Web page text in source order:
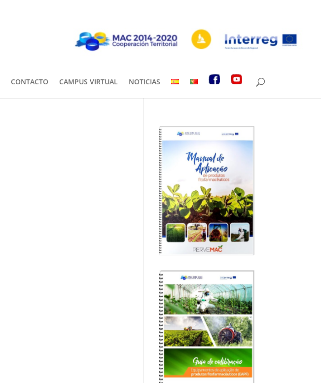
CONTACTO CAMPUS VIRTUAL NOTICIAS